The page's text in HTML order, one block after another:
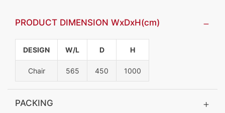
PRODUCT DIMENSION WxDxH(cm)
DESIGN W/L D H
Chair 565 450 1000
PACKING